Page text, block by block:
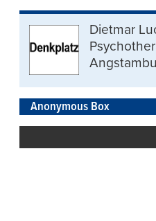
Dietmar
Anonymous Box